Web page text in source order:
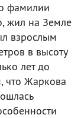
фамилии
жил на Земле
взрослым
в высоту
лет до
что Жаркова